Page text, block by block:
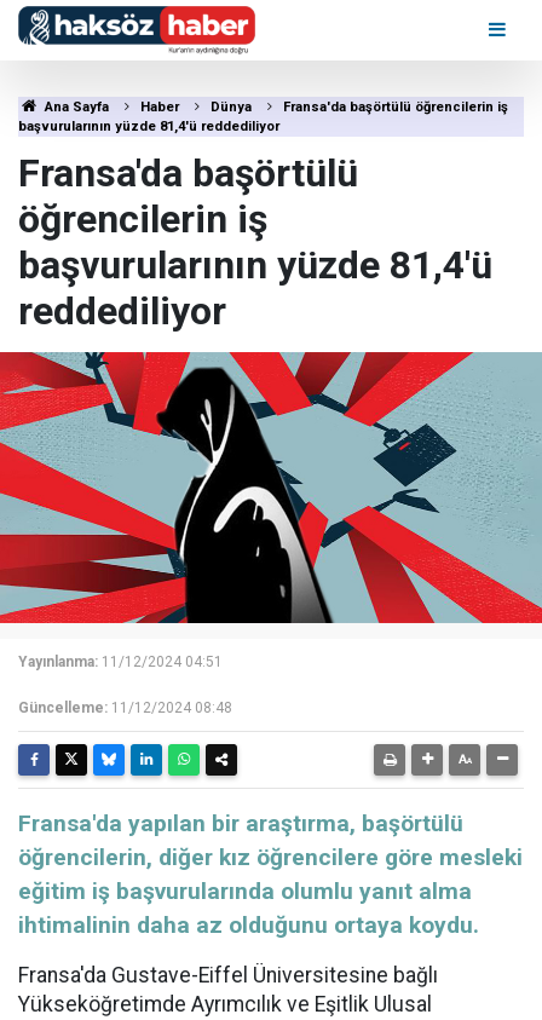
Ana Sayfa Haber Dünya
Fransa'da başörtülü öğrencilerin iş
başvurularının yüzde 81,4'ü reddediliyor
Fransa'da başörtülü
öğrencilerin iş
başvurularının yüzde 81,4'ü
reddediliyor
Yayınlanma: 11/12/2024 04:51
Güncelleme: 11/12/2024 08:48
​​​​​​​Fransa'da yapılan bir araştırma, başörtülü
öğrencilerin, diğer kız öğrencilere göre mesleki
eğitim iş başvurularında olumlu yanıt alma
ihtimalinin daha az olduğunu ortaya koydu.
Fransa'da Gustave-Eiffel Üniversitesine bağlı
Yükseköğretimde Ayrımcılık ve Eşitlik Ulusal